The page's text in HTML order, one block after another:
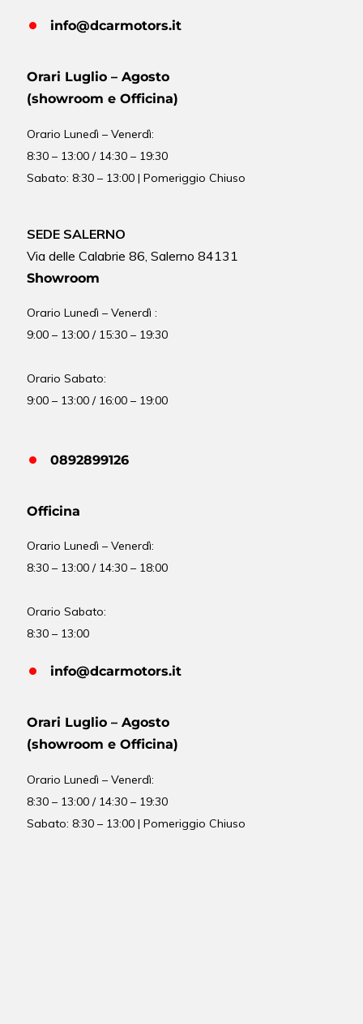
info@dcarmotors.it
Orari Luglio – Agosto
(showroom e Officina)
OrarioLunedì – Venerdì:
8:30 – 13:00 / 14:30 – 19:30
Sabato: 8:30 – 13:00 | Pomeriggio Chiuso
SEDE SALERNO
Via delle Calabrie 86, Salerno 84131
Showroom
Orario Lunedì – Venerdì :
9:00 – 13:00 / 15:30 – 19:30
Orario Sabato:
9:00 – 13:00 / 16:00 – 19:00
0892899126
Officina
OrarioLunedì – Venerdì:
8:30 – 13:00 / 14:30 – 18:00
Orario Sabato:
8:30 – 13:00
info@dcarmotors.it
Orari Luglio – Agosto
(showroom e Officina)
OrarioLunedì – Venerdì:
8:30 – 13:00 / 14:30 – 19:30
Sabato: 8:30 – 13:00 | Pomeriggio Chiuso